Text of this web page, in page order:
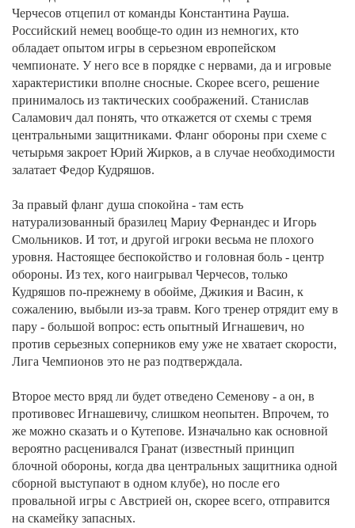
Черчесов отцепил от команды Константина Рауша.
Российский немец вообще-то один из немногих, кто
обладает опытом игры в серьезном европейском
чемпионате. У него все в порядке с нервами, да и игровые
характеристики вполне сносные. Скорее всего, решение
принималось из тактических соображений. Станислав
Саламович дал понять, что откажется от схемы с тремя
центральными защитниками. Фланг обороны при схеме с
четырьмя закроет Юрий Жирков, а в случае необходимости
залатает Федор Кудряшов.
За правый фланг душа спокойна - там есть
натурализованный бразилец Мариу Фернандес и Игорь
Смольников. И тот, и другой игроки весьма не плохого
уровня. Настоящее беспокойство и головная боль - центр
обороны. Из тех, кого наигрывал Черчесов, только
Кудряшов по-прежнему в обойме, Джикия и Васин, к
сожалению, выбыли из-за травм. Кого тренер отрядит ему в
пару - большой вопрос: есть опытный Игнашевич, но
против серьезных соперников ему уже не хватает скорости,
Лига Чемпионов это не раз подтверждала.
Второе место вряд ли будет отведено Семенову - а он, в
противовес Игнашевичу, слишком неопытен. Впрочем, то
же можно сказать и о Кутепове. Изначально как основной
вероятно расценивался Гранат (известный принцип
блочной обороны, когда два центральных защитника одной
сборной выступают в одном клубе), но после его
провальной игры с Австрией он, скорее всего, отправится
на скамейку запасных.